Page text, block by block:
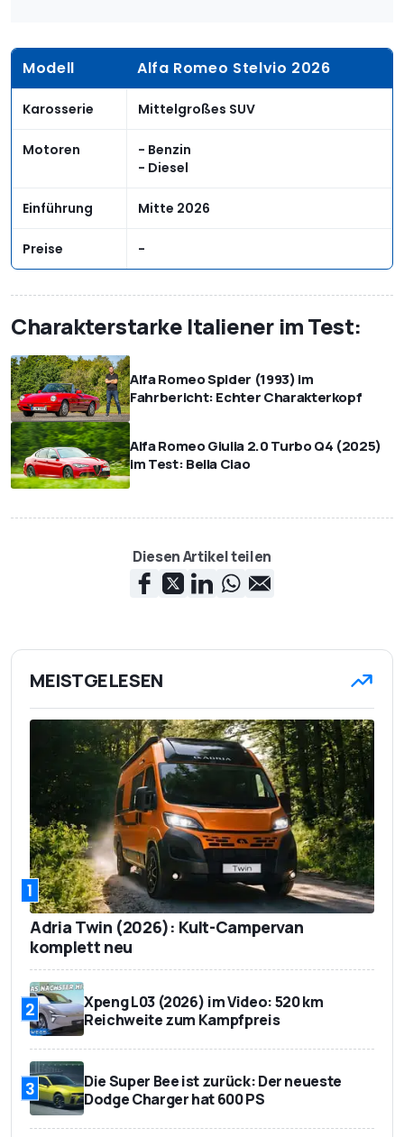
Modell Alfa Romeo Stelvio 2026
Karosserie Mittelgroßes SUV
Motoren
- Benzin
- Diesel
Einführung Mitte 2026
Preise -
Charakterstarke Italiener im Test:
Alfa Romeo Spider (1993) im
Fahrbericht: Echter Charakterkopf
Alfa Romeo Giulia 2.0 Turbo Q4 (2025)
im Test: Bella Ciao
Diesen Artikel teilen
MEISTGELESEN
1
Adria Twin (2026): Kult-Campervan
komplett neu
2
Xpeng L03 (2026) im Video: 520 km
Reichweite zum Kampfpreis
3
Die Super Bee ist zurück: Der neueste
Dodge Charger hat 600 PS